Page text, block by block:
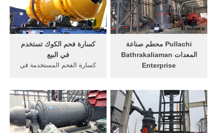
كسارة فحم الكوك تستخدم
في البيع
كسارة الفحم المستخدمة في
المعدات المستخدمة في
الدردشة مع المبيعات » نوع من
كسارة تستخدم في صناعة فحم
الكوك نيكاراغوا, vsi5x سلسلة
Pullachi محطم صناعة
المعدات Bathrakaliaman
Enterprise
Enterprise. مصنع محطم
لصناعة dolemite. شركة
مارسدس لصناعة المعدات
الثقيله كلشفلات تأثير محطم